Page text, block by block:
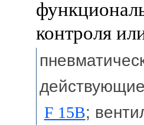
контроля
F 15B;